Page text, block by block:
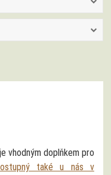
vhodným doplňkem pro
také u nás v